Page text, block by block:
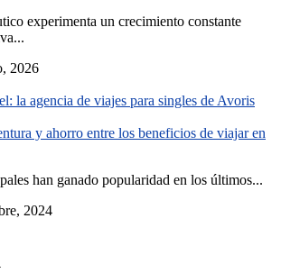
experimenta un crecimiento constante
2026
y ahorro entre los beneficios de viajar en
han ganado popularidad en los últimos...
2024